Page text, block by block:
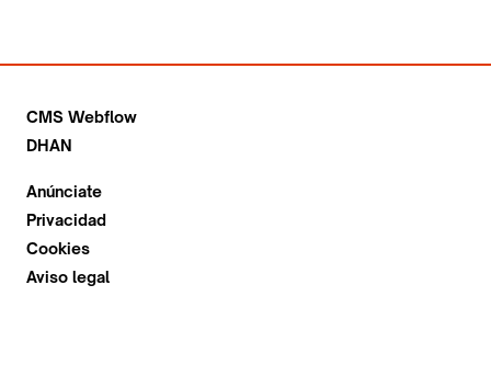
CMS Webflow
DHAN
Anúnciate
Privacidad
Cookies
Aviso legal